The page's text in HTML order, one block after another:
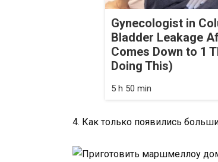
Gynecologist in
Bladder Leakage
Comes Down to 1
Doing This)
5 h 50 min
4. Как только появились